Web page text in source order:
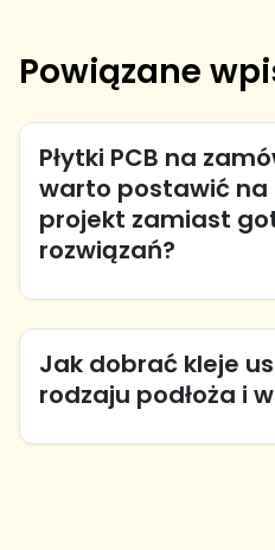
Powiązane
Płytki PCB na
warto postawić
projekt zamiast
rozwiązań?
Jak dobrać kleje
rodzaju podłoża i